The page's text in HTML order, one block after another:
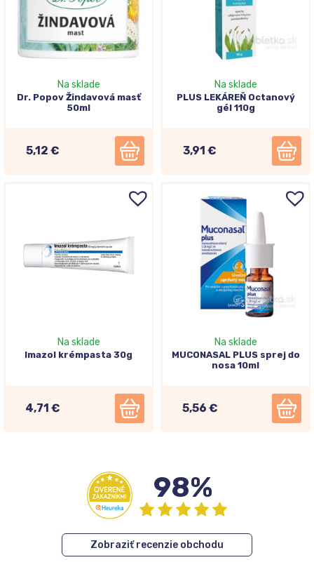
Na sklade
Dr. Popov Žindavová masť
50ml
5,12 €
Na sklade
PLUS LEKÁREŇ Octanový
gél 110g
3,91 €
Na sklade
Imazol krémpasta 30g
4,71 €
Na sklade
MUCONASAL PLUS sprej do
nosa 10ml
5,56 €
98%
Zobraziť recenzie obchodu